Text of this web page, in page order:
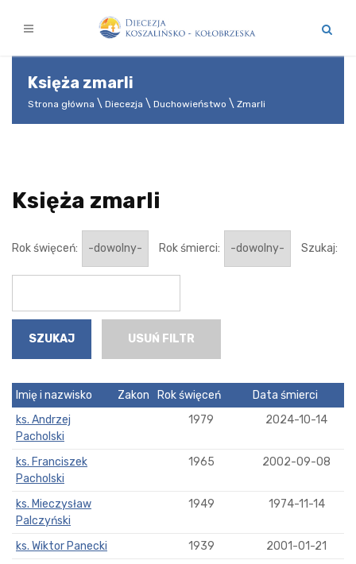
Księża zmarli
Strona główna Diecezja Duchowieństwo Zmarli
Księża zmarli
Rok święceń: Rok śmierci: Szukaj:
USUŃ FILTR
Imię i nazwisko Zakon Rok święceń
Data śmierci
ks. Andrzej
Pacholski
1979 2024-10-14
ks. Franciszek
Pacholski
1965 2002-09-08
ks. Mieczysław
Palczyński
1949 1974-11-14
ks. Wiktor Panecki 1939
2001-01-21